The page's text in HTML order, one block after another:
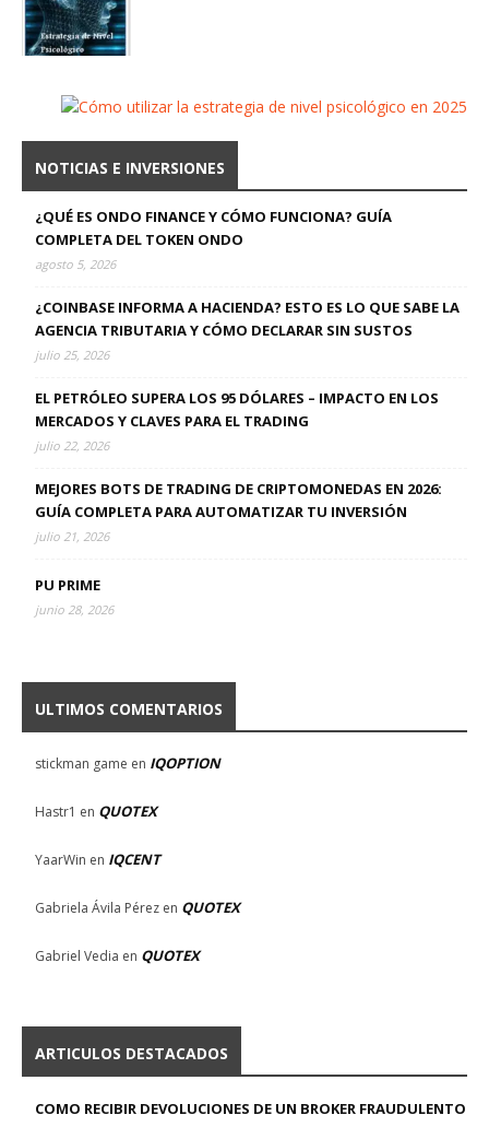
NOTICIAS E INVERSIONES
¿QUÉ ES ONDO FINANCE Y CÓMO FUNCIONA? GUÍA
COMPLETA DEL TOKEN ONDO
agosto 5, 2026
¿COINBASE INFORMA A HACIENDA? ESTO ES LO QUE SABE LA
AGENCIA TRIBUTARIA Y CÓMO DECLARAR SIN SUSTOS
julio 25, 2026
EL PETRÓLEO SUPERA LOS 95 DÓLARES – IMPACTO EN LOS
MERCADOS Y CLAVES PARA EL TRADING
julio 22, 2026
MEJORES BOTS DE TRADING DE CRIPTOMONEDAS EN 2026:
GUÍA COMPLETA PARA AUTOMATIZAR TU INVERSIÓN
julio 21, 2026
PU PRIME
junio 28, 2026
ULTIMOS COMENTARIOS
stickman game en IQOPTION
Hastr1 en QUOTEX
YaarWin en IQCENT
Gabriela Ávila Pérez en QUOTEX
Gabriel Vedia en QUOTEX
ARTICULOS DESTACADOS
COMO RECIBIR DEVOLUCIONES DE UN BROKER FRAUDULENTO